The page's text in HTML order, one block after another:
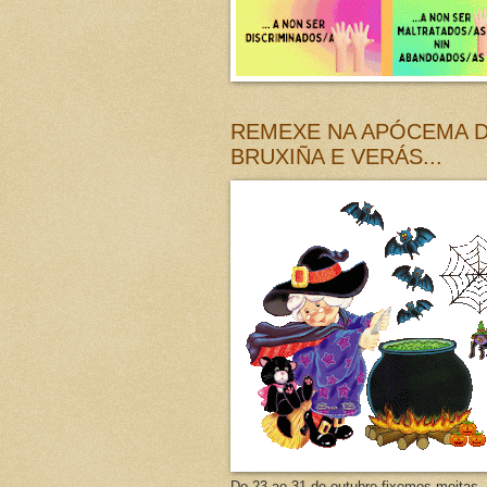
REMEXE NA APÓCEMA
BRUXIÑA E VERÁS...